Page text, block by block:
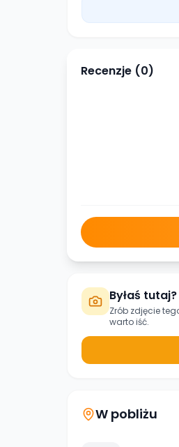
Recenzje (0)
Byłaś
Zrób zdjęcie
warto iść.
W pobliżu